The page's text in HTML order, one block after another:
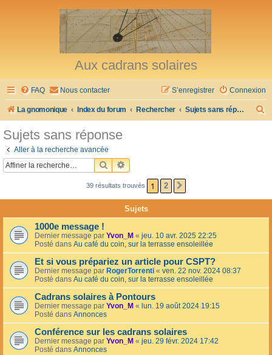
Aux cadrans solaires
FAQ Nous contacter Connexion
S’enregistrer
La gnomonique Index du forum Rechercher Sujets sans réponse
h
r
Sujets sans réponse
Aller à la recherche avancée
RECHERCHER
RECHERCHE AVANCÉE
39 résultats trouvés 1 2
Sujets
1000e message !
Dernier message par Yvon_M « jeu. 10 avr. 2025 22:25
Posté dans Au café du coin, sur la terrasse ensoleillée
Et si vous prépariez un article pour CSPT?
Dernier message par RogerTorrenti « ven. 22 nov. 2024 08:37
Posté dans Au café du coin, sur la terrasse ensoleillée
Cadrans solaires à Pontours
Dernier message par Yvon_M « lun. 19 août 2024 19:15
Posté dans Annonces
Conférence sur les cadrans solaires
Dernier message par Yvon_M « jeu. 29 févr. 2024 17:42
Posté dans Annonces